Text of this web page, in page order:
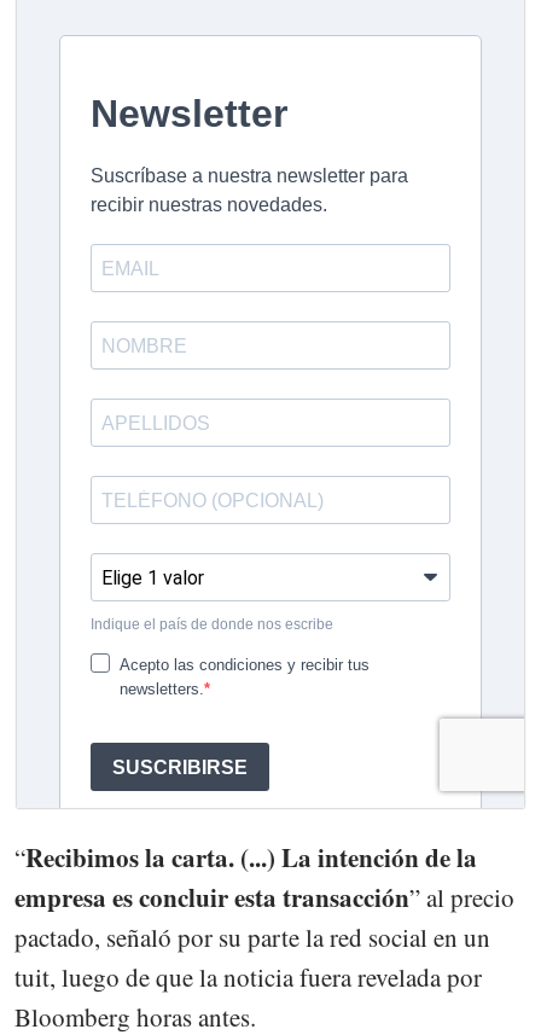
“Recibimos la carta. (...) La intención de la
empresa es concluir esta transacción” al precio
pactado, señaló por su parte la red social en un
tuit, luego de que la noticia fuera revelada por
Bloomberg horas antes.